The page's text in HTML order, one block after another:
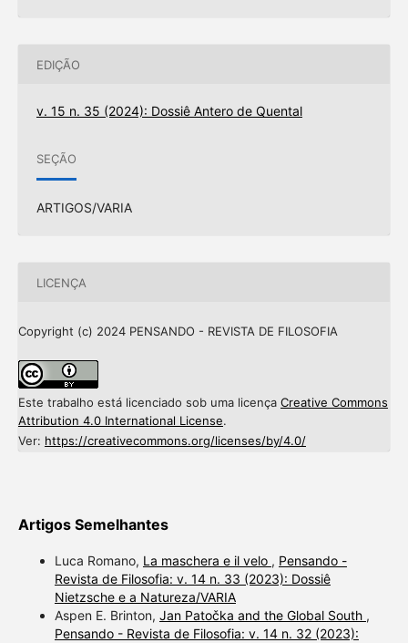
EDIÇÃO
v. 15 n. 35 (2024): Dossiê Antero de Quental
SEÇÃO
ARTIGOS/VARIA
LICENÇA
Copyright (c) 2024 PENSANDO - REVISTA DE FILOSOFIA
Este trabalho está licenciado sob uma licença Creative Commons
Attribution 4.0 International License.
Ver: https://creativecommons.org/licenses/by/4.0/
Artigos Semelhantes
Luca Romano, La maschera e il velo , Pensando -
Revista de Filosofia: v. 14 n. 33 (2023): Dossiê
Nietzsche e a Natureza/VARIA
Aspen E. Brinton, Jan Patočka and the Global South ,
Pensando - Revista de Filosofia: v. 14 n. 32 (2023):